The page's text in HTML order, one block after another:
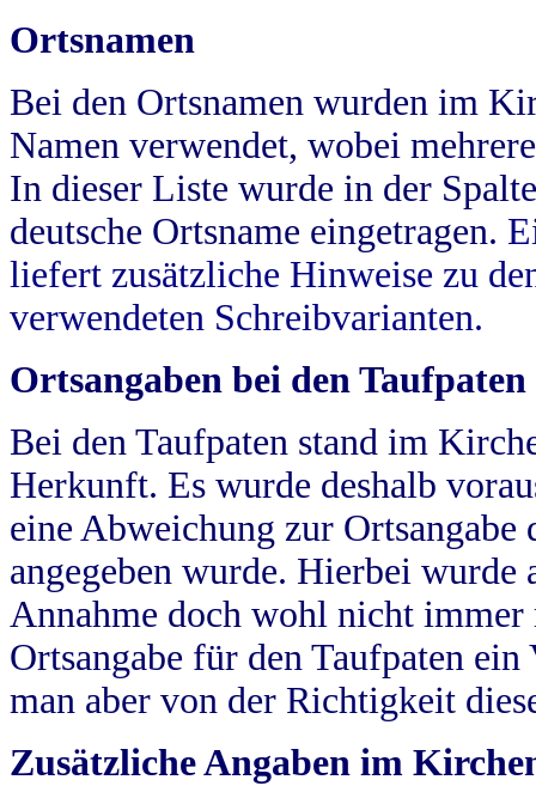
Ortsnamen
Bei den Ortsnamen wurden im
Namen verwendet, wobei
In dieser Liste wurde in der
deutsche Ortsname eingetragen.
liefert zusätzliche Hinweise zu
verwendeten Schreibvarianten.
Ortsangaben bei den Taufpaten
Bei den Taufpaten stand im
Herkunft. Es wurde deshalb
eine Abweichung zur
angegeben wurde. Hierbei wurde
Annahme doch wohl nicht
Ortsangabe für den Taufpaten
man aber von der Richtigkeit
Zusätzliche Angaben im